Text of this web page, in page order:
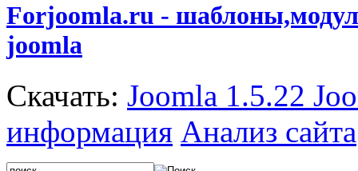
Forjoomla.ru -
joomla
Скачать: Joomla 1.5.22
информация Анализ сайта